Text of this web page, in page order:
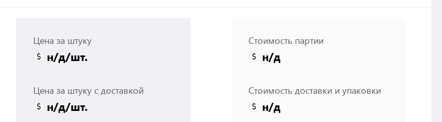
Цена за штуку
н/д/шт.
Цена за штуку с доставкой
н/д/шт.
Стоимость партии
н/д
Стоимость доставки и упаковки
н/д